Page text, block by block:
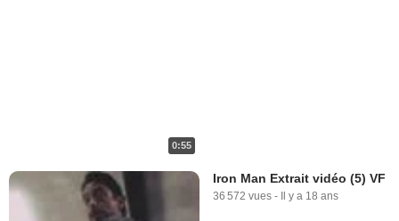
0:55
Iron Man Extrait vidéo (5) VF
36 572 vues - Il y a 18 ans